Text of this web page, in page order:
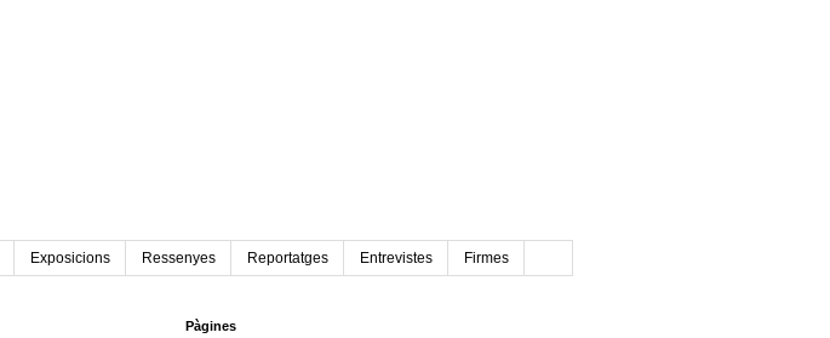
Exposicions Ressenyes Reportatges Entrevistes Firmes
Pàgines